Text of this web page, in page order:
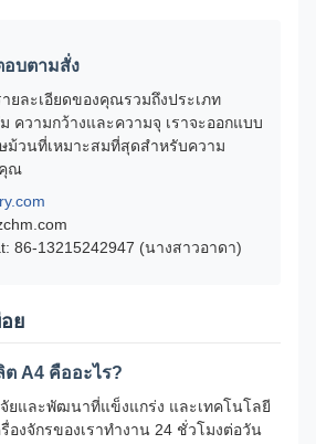
อบตามสั่ง
ยละเอียดของคุณรวมถึงประเภท
ความกว้างและความจุ เราจะออกแบบ
ม้วนที่เหมาะสมที่สุดสําหรับความ
คุณ
86-13215242947 (นางสาวอาดา)
ย
A4 คืออะไร?
ยและพัฒนาที่แข็งแกร่ง และเทคโนโลยี
องจักรของเราทํางาน 24 ชั่วโมงต่อวัน